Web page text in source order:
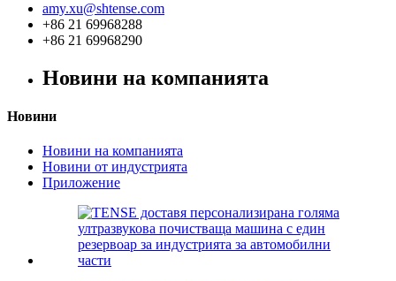
amy.xu@shtense.com
+86 21 69968288
+86 21 69968290
Новини на компанията
Новини
Новини на компанията
Новини от индустрията
Приложение